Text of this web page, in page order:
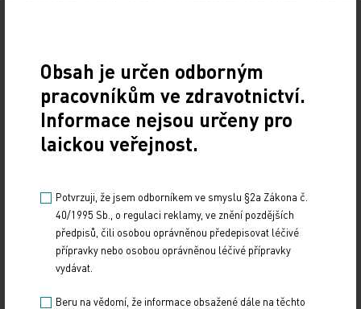
Návrh na jednotné odměňování zdravotníků je
nepřípustný a ničemu nepomůže
24. 6. 2024
S ohledem na záměr návrhu zákonné úpravy o odměňování
zdravotnických pracovníků považujeme za vhodné
Stačí se podívat
21. 6. 2024
Hodnocení druhých lidí na základě pozorování jejich tváře
a těla je ovlivněno pocitem důvěryhodnosti a dominance.
Obsah je určen odborným
pracovníkům ve zdravotnictví.
Informace nejsou určeny pro
laickou veřejnost.
Potvrzuji, že jsem odborníkem ve smyslu §2a Zákona č.
40/1995 Sb., o regulaci reklamy, ve znění pozdějších
předpisů, čili osobou oprávněnou předepisovat léčivé
přípravky nebo osobou oprávněnou léčivé přípravky
vydávat.
Beru na vědomí, že informace obsažené dále na těchto